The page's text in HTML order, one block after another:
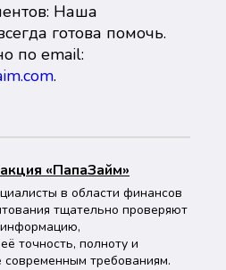
Наша
готова помочь.
по email:
.
«ПапаЗайм»
в области финансов
тщательно проверяют
точность, полноту и
современным требованиям.